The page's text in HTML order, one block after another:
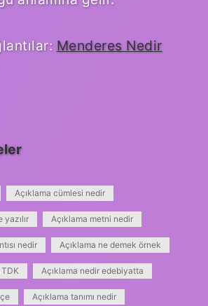
Menderes Nedir
Açıklama cümlesi nedir
yazılır Açıklama metni nedir
nedir Açıklama ne demek örnek
Açıklama nedir edebiyatta
Açıklama tanımı nedir